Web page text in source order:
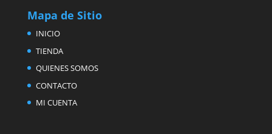
Mapa de Sitio
INICIO
TIENDA
QUIENES SOMOS
CONTACTO
MI CUENTA